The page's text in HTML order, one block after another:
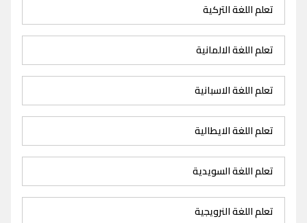
تعلم اللغة التركية
تعلم اللغة الالمانية
تعلم اللغة الاسبانية
تعلم اللغة الايطالية
تعلم اللغة السويدية
تعلم اللغة النرويجية